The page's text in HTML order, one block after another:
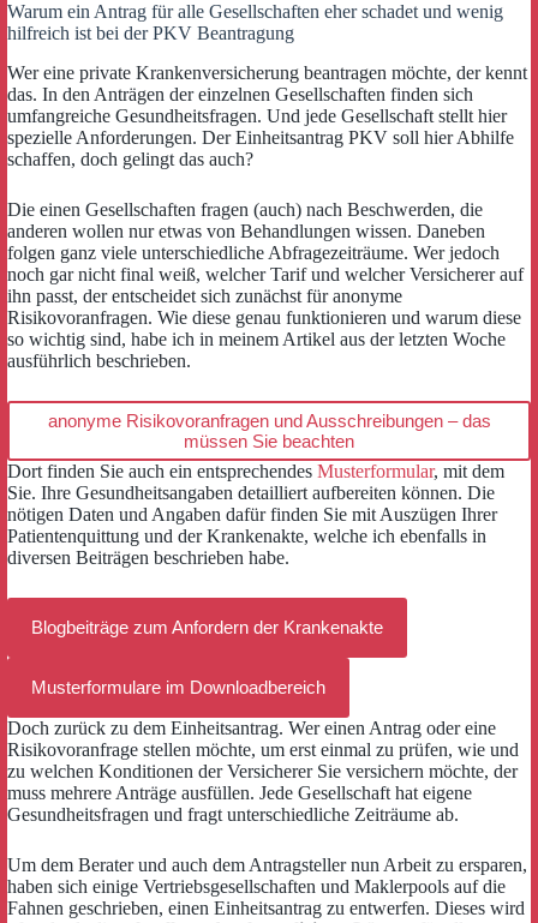
Warum ein Antrag für alle Gesellschaften eher schadet und wenig
hilfreich ist bei der PKV Beantragung
Wer eine private Krankenversicherung beantragen möchte, der kennt
das. In den Anträgen der einzelnen Gesellschaften finden sich
umfangreiche Gesundheitsfragen. Und jede Gesellschaft stellt hier
spezielle Anforderungen. Der Einheitsantrag PKV soll hier Abhilfe
schaffen, doch gelingt das auch?
Die einen Gesellschaften fragen (auch) nach Beschwerden, die
anderen wollen nur etwas von Behandlungen wissen. Daneben
folgen ganz viele unterschiedliche Abfragezeiträume. Wer jedoch
noch gar nicht final weiß, welcher Tarif und welcher Versicherer auf
ihn passt, der entscheidet sich zunächst für anonyme
Risikovoranfragen. Wie diese genau funktionieren und warum diese
so wichtig sind, habe ich in meinem Artikel aus der letzten Woche
ausführlich beschrieben.
anonyme Risikovoranfragen und Ausschreibungen – das
müssen Sie beachten
Dort finden Sie auch ein entsprechendes Musterformular, mit dem
Sie. Ihre Gesundheitsangaben detailliert aufbereiten können. Die
nötigen Daten und Angaben dafür finden Sie mit Auszügen Ihrer
Patientenquittung und der Krankenakte, welche ich ebenfalls in
diversen Beiträgen beschrieben habe.
Blogbeiträge zum Anfordern der Krankenakte
Musterformulare im Downloadbereich
Doch zurück zu dem Einheitsantrag. Wer einen Antrag oder eine
Risikovoranfrage stellen möchte, um erst einmal zu prüfen, wie und
zu welchen Konditionen der Versicherer Sie versichern möchte, der
muss mehrere Anträge ausfüllen. Jede Gesellschaft hat eigene
Gesundheitsfragen und fragt unterschiedliche Zeiträume ab.
Um dem Berater und auch dem Antragsteller nun Arbeit zu ersparen,
haben sich einige Vertriebsgesellschaften und Maklerpools auf die
Fahnen geschrieben, einen Einheitsantrag zu entwerfen. Dieses wird